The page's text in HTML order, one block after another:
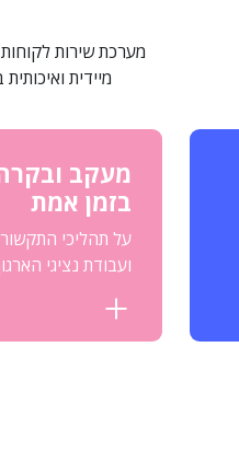
מערכת שירות
מיידית
מעקב
בזמן אמת
על תהליכי
ועבודת נציגי